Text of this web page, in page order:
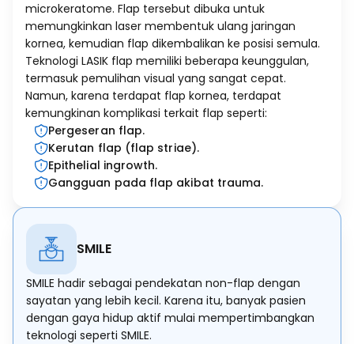
microkeratome. Flap tersebut dibuka untuk
memungkinkan laser membentuk ulang jaringan
kornea, kemudian flap dikembalikan ke posisi semula.
Teknologi LASIK flap memiliki beberapa keunggulan,
termasuk pemulihan visual yang sangat cepat.
Namun, karena terdapat flap kornea, terdapat
kemungkinan komplikasi terkait flap seperti:
Pergeseran flap.
Kerutan flap (flap striae).
Epithelial ingrowth.
Gangguan pada flap akibat trauma.
SMILE
SMILE hadir sebagai pendekatan non-flap dengan
sayatan yang lebih kecil. Karena itu, banyak pasien
dengan gaya hidup aktif mulai mempertimbangkan
teknologi seperti SMILE.